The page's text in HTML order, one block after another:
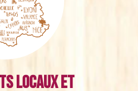
locaux et